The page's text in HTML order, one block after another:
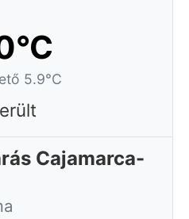
5.9°C
Cajamarca-